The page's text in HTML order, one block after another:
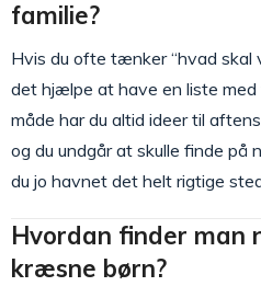
familie?
Hvis du ofte tænker “hvad skal
det hjælpe at have en liste
måde har du altid ideer til
og du undgår at skulle finde på
du jo havnet det helt rigtige
Hvordan finder man
kræsne børn?